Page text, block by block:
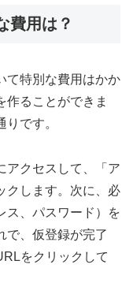
費用は？
て特別な費用はかか
作ることができま
です。
アクセスして、「ア
クします。次に、必
ス、パスワード）を
で、仮登録が完了
をクリックして